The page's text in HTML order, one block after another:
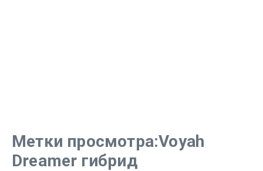
Метки просмотра:Voyah
Dreamer гибрид